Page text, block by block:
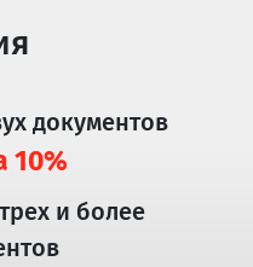
документов
10%
и более